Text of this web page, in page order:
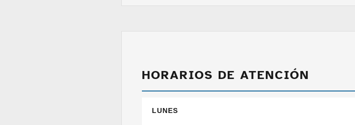
HORARIOS DE ATENCIÓN
LUNES